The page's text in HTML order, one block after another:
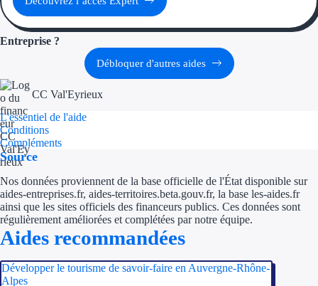
Aides Région
Aides Région
Aides Région
Aides Nationales
Aides Européennes
Entreprise ?
Débloquer d'autres aides
CC Val'Eyrieux
L'essentiel de l'aide
Conditions
Compléments
Source
Nos données proviennent de la base officielle de l'État disponible sur
aides-entreprises.fr, aides-territoires.beta.gouv.fr, la base les-aides.fr
ainsi que les sites officiels des financeurs publics. Ces données sont
régulièrement améliorées et complétées par notre équipe.
Aides recommandées
Développer le tourisme de savoir-faire en Auvergne-Rhône-
Alpes